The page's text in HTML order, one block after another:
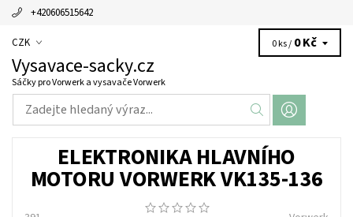
+420606515642
CZK
Vysavace-sacky.cz
Sáčky pro Vorwerk a vysavače Vorwerk
0 ks / 0 Kč
ELEKTRONIKA HLAVNÍHO
MOTORU VORWERK VK135-136